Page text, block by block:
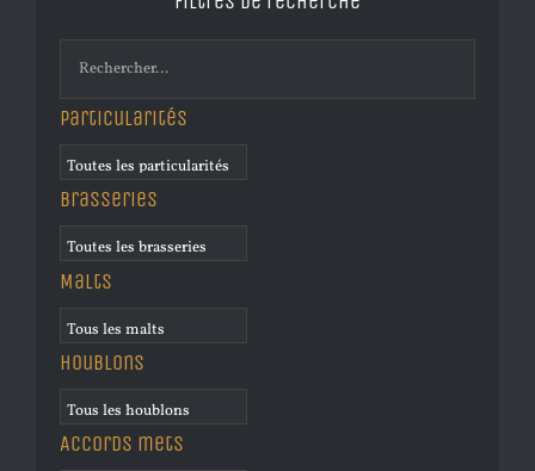
Particularités
Brasseries
Malts
Houblons
Accords mets